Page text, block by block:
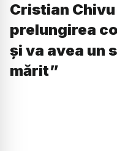
Cristian
prelungirea
și va avea un
mărit”